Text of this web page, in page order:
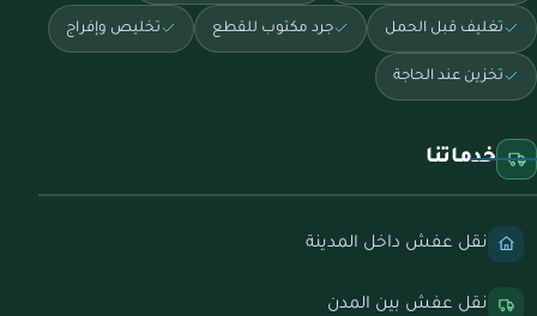
تغليف قبل الحمل جرد مكتوب للقطع تخليص وإفراج
تخزين عند الحاجة
خدماتنا
نقل عفش داخل المدينة
نقل عفش بين المدن